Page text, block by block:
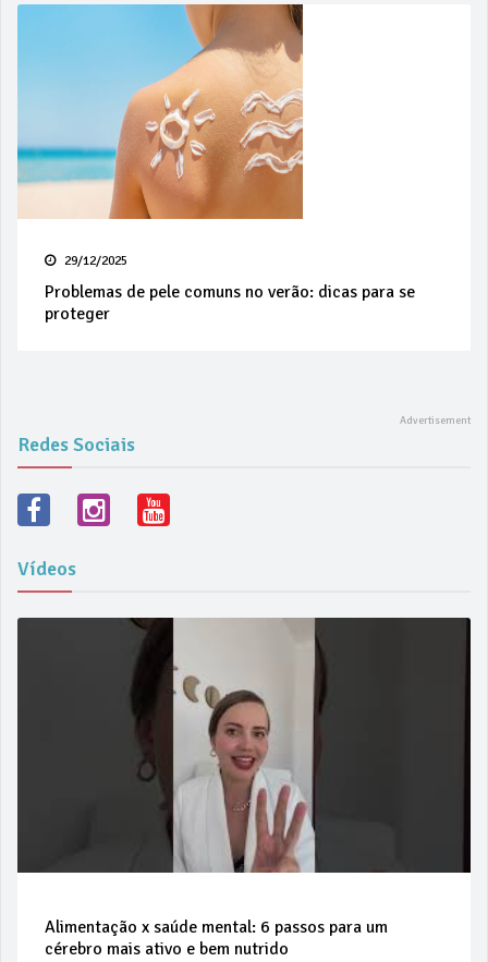
29/12/2025
Problemas de pele comuns no verão: dicas para se
proteger
Redes Sociais
Vídeos
Alimentação x saúde mental: 6 passos para um
cérebro mais ativo e bem nutrido